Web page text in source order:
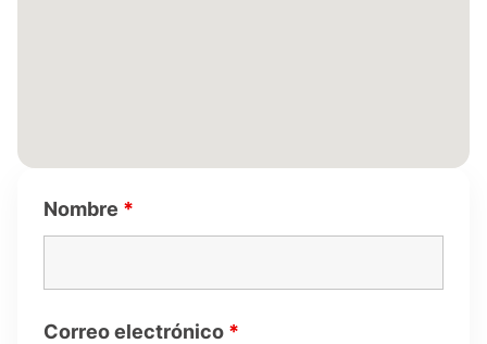
Nombre *
Correo electrónico *